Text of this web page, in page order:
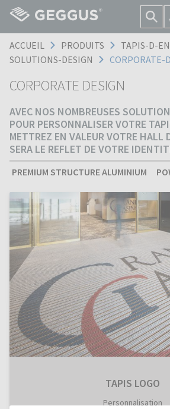
ACCUEIL PRODUITS
TAPIS-D-
SOLUTIONS-DESIGN
CORPORATE-
CORPORATE DESIGN
AVEC NOS NOMBREUSES
POUR PERSONNALISER VOTRE
METTREZ EN VALEUR VOTRE HALL
SERA LE REFLET DE VOTRE
PREMIUM STRUCTURE ALUMINIUM
TAPIS LOGO
Personnalisation